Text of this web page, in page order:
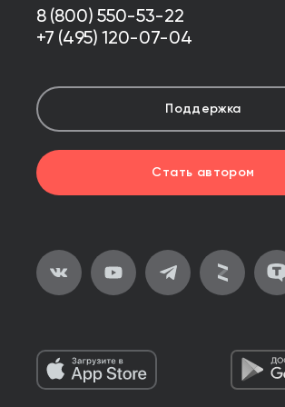
8 (800) 550-53-22
+7 (495) 120-07-04
Поддержка
Стать автором